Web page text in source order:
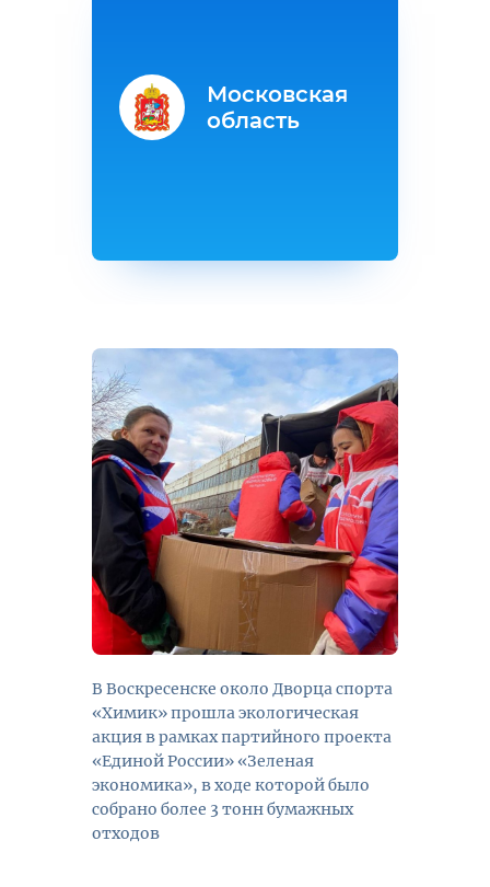
В Воскресенске около Дворца спорта
«Химик» прошла экологическая
акция в рамках партийного проекта
«Единой России» «Зеленая
экономика», в ходе которой было
собрано более 3 тонн бумажных
отходов
Московская
область